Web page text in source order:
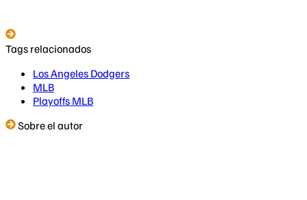
Tags relacionados
Los Angeles Dodgers
MLB
Playoffs MLB
Sobre el autor